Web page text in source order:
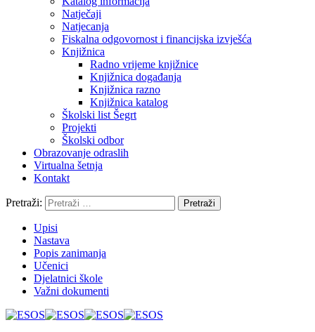
Natječaji
Natjecanja
Fiskalna odgovornost i financijska izvješća
Knjižnica
Radno vrijeme knjižnice
Knjižnica događanja
Knjižnica razno
Knjižnica katalog
Školski list Šegrt
Projekti
Školski odbor
Obrazovanje odraslih
Virtualna šetnja
Kontakt
Pretraži:
Upisi
Nastava
Popis zanimanja
Učenici
Djelatnici škole
Važni dokumenti